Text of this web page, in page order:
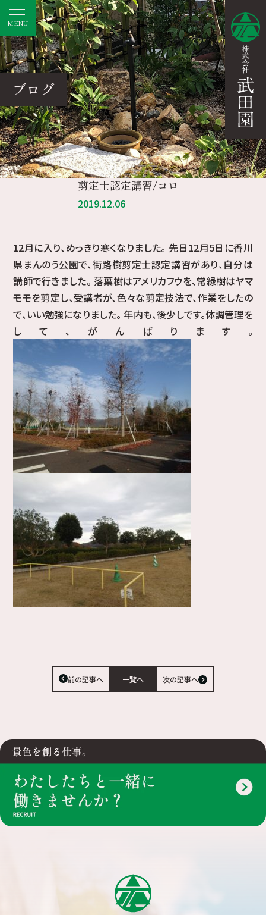
MENU
ブログ
剪定士認定講習/コロ
2019.12.06
12月に入り、めっきり寒くなりました。 先日12月5日に香川
県まんのう公園で、街路樹剪定士認定講習があり、自分は
講師で行きました。 落葉樹はアメリカフウを、常緑樹はヤマ
モモを剪定し、受講者が、色々な剪定技法で、作業をしたの
で、いい勉強になりました。 年内も、後少しです。体調管理を
して、がんばります。
前の記事へ 一覧へ 次の記事へ